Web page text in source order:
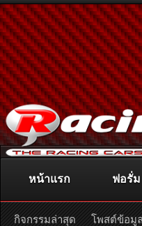
ติดต่อลงโฆษณา
หรืออ่านรายล
หน้าแรก ฟอรั่ม
กิจกรรมล่าสุด โพสต์ข้อมู